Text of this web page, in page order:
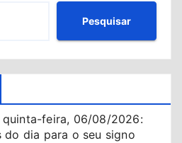
Pesquisar
feira, 06/08/2026:
dia para o seu signo